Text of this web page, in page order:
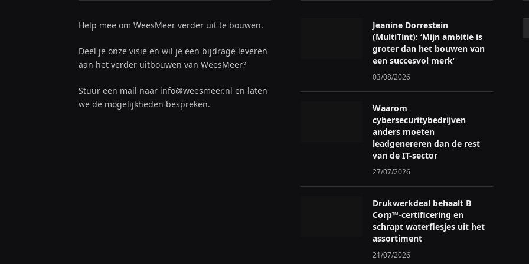
Help mee om WeesMeer verder uit te bouwen.
Deel je onze visie en wil je een bijdrage leveren
aan het verder uitbouwen van WeesMeer?
Stuur een mail naar info@weesmeer.nl en laten
we de mogelijkheden bespreken.
Jeanine Dorrestein
(MultiTint): ‘Mijn ambitie is
groter dan het bouwen van
een succesvol merk’
03/08/2026
Waarom
cybersecuritybedrijven
anders moeten
leadgenereren dan de rest
van de IT-sector
27/07/2026
Drukwerkdeal behaalt B
Corp™-certificering en
schrapt waterflesjes uit het
assortiment
21/07/2026